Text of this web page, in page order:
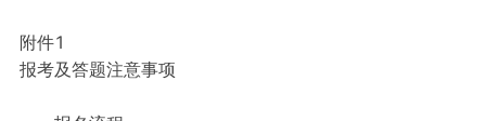
附件1
报考及答题注意事项